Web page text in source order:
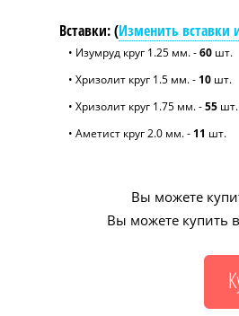
Вставки: (Изменить вставки
• Изумруд круг 1.25 мм. -60 шт.
• Хризолит круг 1.5 мм. - 10 шт.
• Хризолит круг 1.75 мм. -55 шт.
• Аметист круг 2.0 мм. - 11 шт.
Вы можете
Вы можете купить в